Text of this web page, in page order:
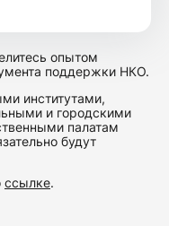
опытом
поддержки НКО.
институтами,
и городскими
палатам
будут
ссылке.